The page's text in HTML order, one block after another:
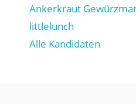
Ankerkraut
littlelunch
Alle Kandidaten